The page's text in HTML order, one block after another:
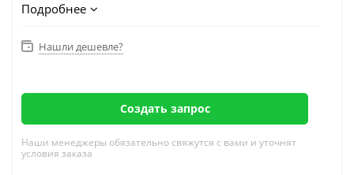
Подробнее
Нашли дешевле?
Создать запрос
Наши менеджеры обязательно свяжутся с вами и уточнят
условия заказа